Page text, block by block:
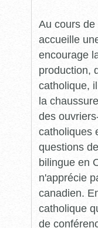
Au cours
accueille
encourage
production,
catholique,
la
des
catholiques
questions
bilingue en
n'apprécie
canadien.
catholique
de